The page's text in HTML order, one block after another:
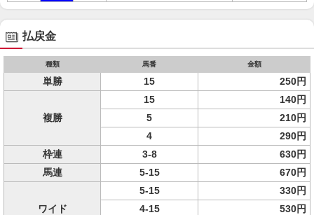
払戻金
種類 馬番 金額
単勝 15 250円
複勝
15
140円
5
210円
4
290円
枠連
3-8
630円
馬連
5-15 670円
ワイド
5-15
330円
4-15
530円